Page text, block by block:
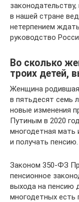
в нашей стране
нетерпением
руководство
Во сколько
троих детей,
Женщина
в пятьдесят семь
новые изменения
Путиным в 2020
многодетная мать
и получать пенсию.
Законом 350-ФЗ
пенсионное
выхода на пенсию
многодетных есть